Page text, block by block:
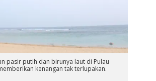
pasir putih dan birunya laut di Pulau
kenangan tak terlupakan.